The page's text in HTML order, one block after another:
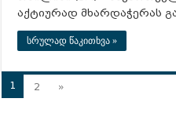
აქტიურად მხარდაჭერას
სრულად წაკითხვა »
1 2 »